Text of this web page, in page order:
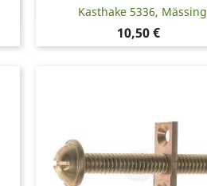
Kasthake 5336, Mässing
Pris
10,50 €
Snabbvy